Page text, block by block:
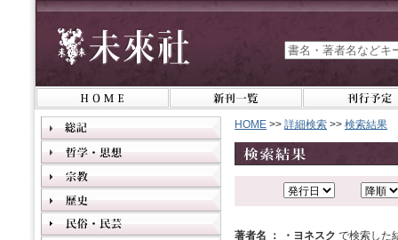
HOME >> 詳細検索 >> 検索結果
著者名 ： ・ヨネスク で検索した